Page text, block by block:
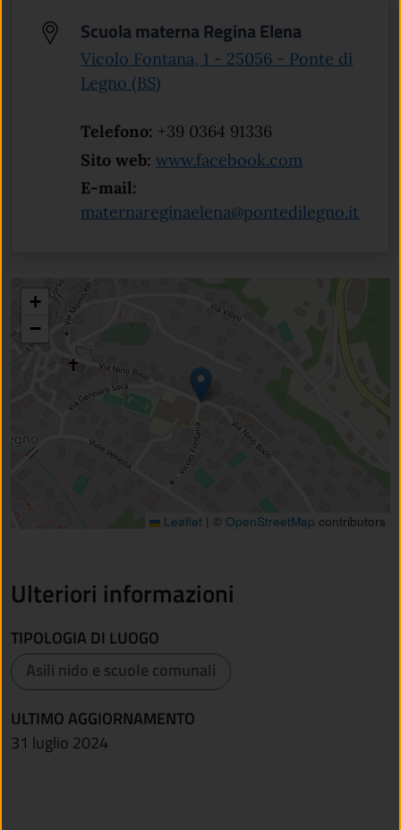
Scuola materna Regina Elena
Vicolo Fontana, 1 - 25056 - Ponte di
Legno (BS)
Telefono: +39 0364 91336
Sito web: www.facebook.com
E-mail:
maternareginaelena@pontedilegno.it
+
−
Leaflet | © OpenStreetMap contributors
Ulteriori informazioni
TIPOLOGIA DI LUOGO
Asili nido e scuole comunali
ULTIMO AGGIORNAMENTO
31 luglio 2024